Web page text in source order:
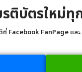
รติบัตรใหม่ทุ
Facebook FanPage แล